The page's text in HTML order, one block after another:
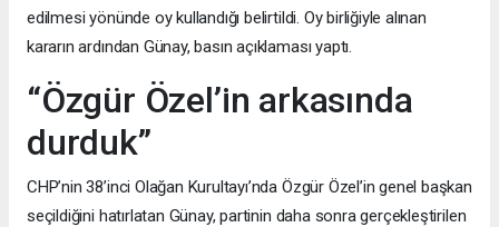
edilmesi yönünde oy kullandığı belirtildi. Oy birliğiyle alınan
kararın ardından Günay, basın açıklaması yaptı.
“Özgür Özel’in arkasında
durduk”
CHP’nin 38’inci Olağan Kurultayı’nda Özgür Özel’in genel başkan
seçildiğini hatırlatan Günay, partinin daha sonra gerçekleştirilen